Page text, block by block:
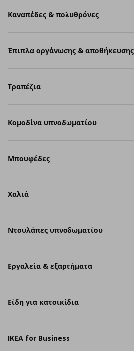
Καναπέδες & πολυθρόνες
Έπιπλα οργάνωσης & αποθήκευσης
Τραπέζια
Κομοδίνα υπνοδωματίου
Μπουφέδες
Χαλιά
Ντουλάπες υπνοδωματίου
Εργαλεία & εξαρτήματα
Είδη για κατοικίδια
IKEA for Business